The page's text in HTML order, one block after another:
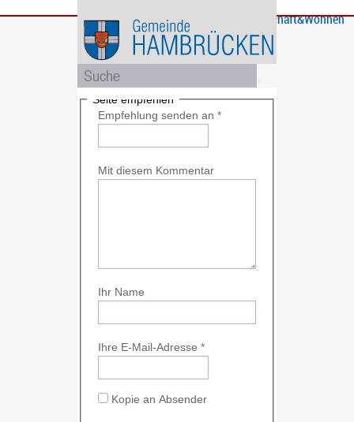
Bürgerservice
GemeindeBildung
und
Soziales
Rathaus
und
Politik
Wirtschaft&Wohnen
Seite empfehlen
Empfehlung senden an *
Mit diesem Kommentar
Ihr Name
Ihre E-Mail-Adresse *
Kopie an Absender